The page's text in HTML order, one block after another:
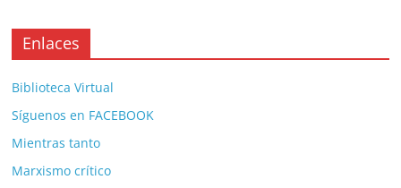
Enlaces
Biblioteca Virtual
Síguenos en FACEBOOK
Mientras tanto
Marxismo crítico